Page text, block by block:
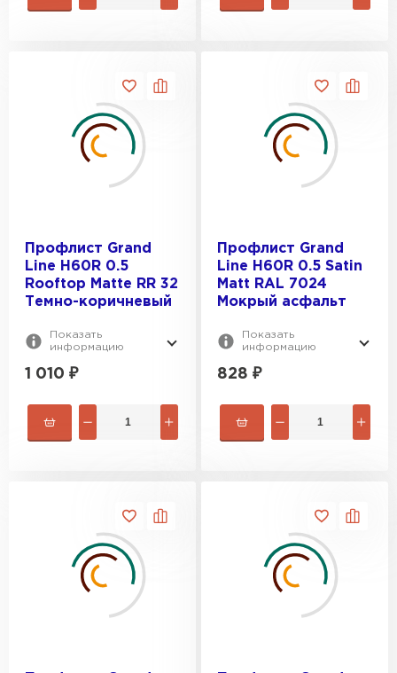
Профлист Grand
Line H60R 0.5
Rooftop Matte RR 32
Темно-коричневый
Показать
информацию
1 010 ₽
Профлист Grand
Line H60R 0.5 Satin
Matt RAL 7024
Мокрый асфальт
Показать
информацию
828 ₽